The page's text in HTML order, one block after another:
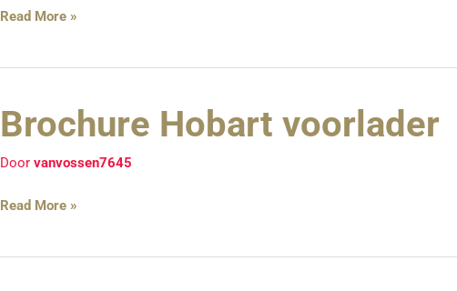
Read More »
Brochure Hobart voorlader
Door vanvossen7645
Brochure
Hobart
voorlader
Read More »